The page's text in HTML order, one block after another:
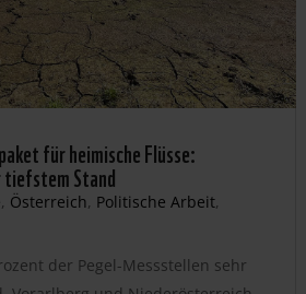
für heimische Flüsse:
tiefstem Stand
, Österreich, Politische Arbeit,
der Pegel-Messstellen sehr